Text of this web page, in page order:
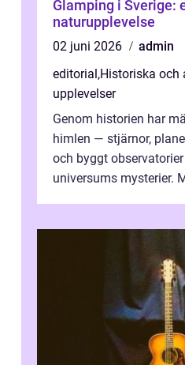
Glamping i Sverige:
naturupplevelse
02 juni 2026
admin
editorial,Historiska och
upplevelser
Genom historien har
himlen — stjärnor,
och byggt
universums mysterier.